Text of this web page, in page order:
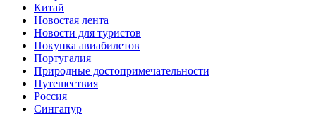
Китай
Новостая лента
Новости для туристов
Покупка авиабилетов
Португалия
Природные достопримечательности
Путешествия
Россия
Сингапур